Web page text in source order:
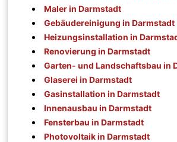
Maler in Darmstadt
Gebäudereinigung in Darmstadt
Heizungsinstallation in
Renovierung in Darmstadt
Garten- und Landschaftsbau in
Glaserei in Darmstadt
Gasinstallation in Darmstadt
Innenausbau in Darmstadt
Fensterbau in Darmstadt
Photovoltaik in Darmstadt